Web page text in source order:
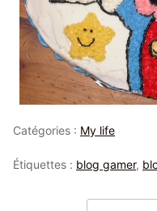
Catégories : My life
Étiquettes : blog gamer,